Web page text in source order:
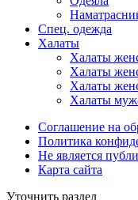
Спец. одежда
Халаты
Халаты
Халаты
Халаты
Халаты
Соглашение на
Политика
Не является
Карта сайта
Уточнить раздел